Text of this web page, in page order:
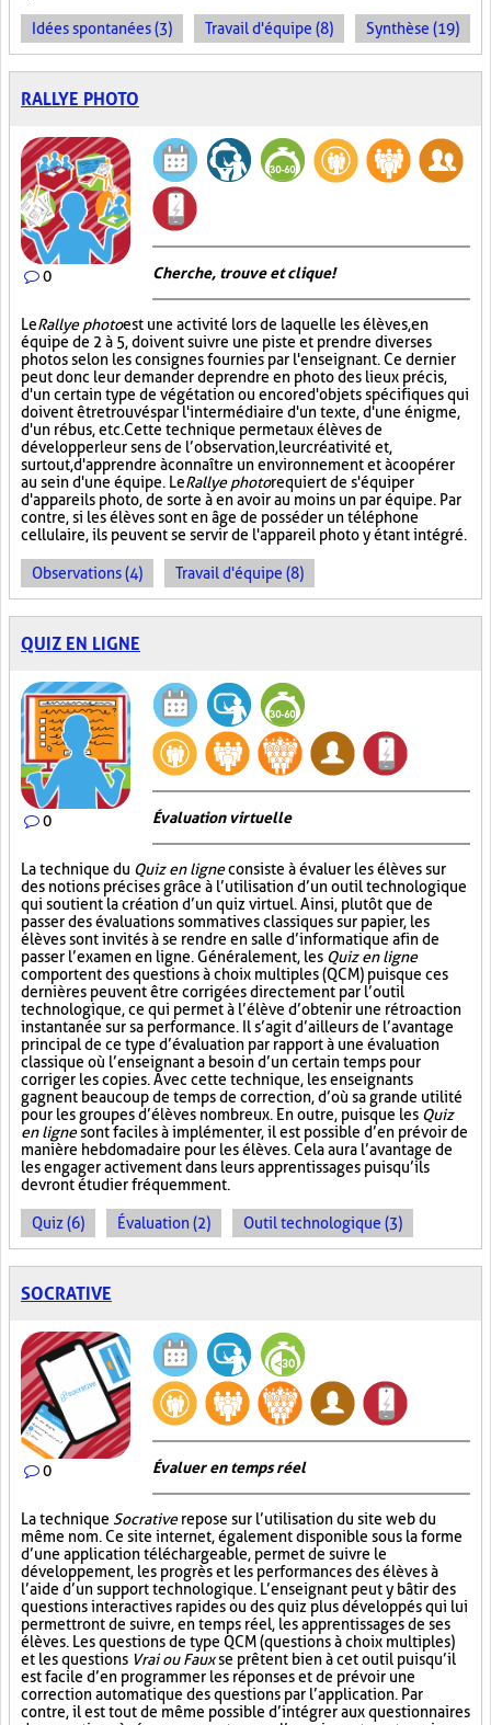
Idées spontanées (3) Travail d'équipe (8) Synthèse (19)
RALLYE PHOTO
0 Cherche, trouve et clique !
LeRallye photoest une activité lors de laquelle les élèves, en
équipe de 2 à 5, doivent suivre une piste et prendre diverses
photos selon les consignes fournies par l'enseignant. Ce dernier
peut donc leur demander de prendre en photo des lieux précis,
d'un certain type de végétation ou encore d'objets spécifiques qui
doivent être trouvés par l'intermédiaire d'un texte, d'une énigme,
d'un rébus, etc. Cette technique permet aux élèves de
développer leur sens de l’observation, leur créativité et,
surtout, d'apprendre à connaître un environnement et à coopérer
au sein d'une équipe. LeRallye photorequiert de s'équiper
d'appareils photo, de sorte à en avoir au moins un par équipe. Par
contre, si les élèves sont en âge de posséder un téléphone
cellulaire, ils peuvent se servir de l'appareil photo y étant intégré.
Observations (4) Travail d'équipe (8)
QUIZ EN LIGNE
0 Évaluation virtuelle
La technique du Quiz en ligneconsiste à évaluer les élèves sur
des notions précises grâce à l’utilisation d’un outil technologique
qui soutient la création d’un quiz virtuel. Ainsi, plutôt que de
passer des évaluations sommatives classiques sur papier, les
élèves sont invités à se rendre en salle d’informatique afin de
passer l’examen en ligne. Généralement, les Quiz en ligne
comportent des questions à choix multiples (QCM) puisque ces
dernières peuvent être corrigées directement par l’outil
technologique, ce qui permet à l’élève d’obtenir une rétroaction
instantanée sur sa performance. Il s’agit d’ailleurs de l’avantage
principal de ce type d’évaluation par rapport à une évaluation
classique où l’enseignant a besoin d’un certain temps pour
corriger les copies. Avec cette technique, les enseignants
gagnent beaucoup de temps de correction, d’où sa grande utilité
pour les groupes d’élèves nombreux. En outre, puisque les Quiz
en lignesont faciles à implémenter, il est possible d’en prévoir de
manière hebdomadaire pour les élèves. Cela aura l’avantage de
les engager activement dans leurs apprentissages puisqu’ils
devront étudier fréquemment.
Quiz (6) Évaluation (2) Outil technologique (3)
SOCRATIVE
0 Évaluer en temps réel
La technique Socrativerepose sur l’utilisation du site web du
même nom. Ce site internet, également disponible sous la forme
d’une application téléchargeable, permet de suivre le
développement, les progrès et les performances des élèves à
l’aide d’un support technologique. L’enseignant peut y bâtir des
questions interactives rapides ou des quiz plus développés qui lui
permettront de suivre, en temps réel, les apprentissages de ses
élèves. Les questions de type QCM (questions à choix multiples)
et les questions Vrai ou Fauxse prêtent bien à cet outil puisqu’il
est facile d’en programmer les réponses et de prévoir une
correction automatique des questions par l’application. Par
contre, il est tout de même possible d’intégrer aux questionnaires